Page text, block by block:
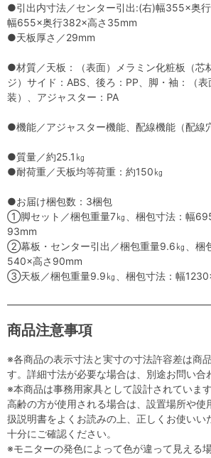
●引出内寸法／センター引出:(右)幅355×奥
幅655×奥行382×高さ35mm
●天板厚さ／29mm
●材質／天板：（表面）メラミン化粧板（芯
ジ）サイド：ABS、後ろ：PP、脚・袖：（
装）、アジャスター：PA
●機能／アジャスター機能、配線機能（配線
●質量／約25.1㎏
●耐荷重／天板均等荷重：約150㎏
●お届け梱包数：3梱包
①脚セット／梱包重量7㎏、梱包寸法：幅
93mm
②幕板・センター引出／梱包重量9.6㎏、梱
540×高さ90mm
③天板／梱包重量9.9㎏、梱包寸法：幅
商品注意事項
※各商品の表示寸法と実寸の寸法許容差は商
す。詳細寸法が必要な場合は、別途お問い合
※本商品は事務用家具として設計されていま
高齢の方が使用される場合は、設置場所や使
扱説明書をよくお読みの上、正しくお使いい
十分にご確認ください。
※モニターの発色によって色が違って見える